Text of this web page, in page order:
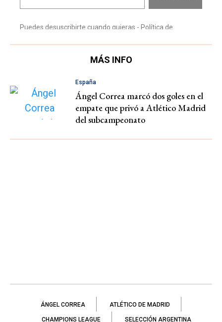
MÁS INFO
España
Ángel Correa marcó dos goles en el
empate que privó a Atlético Madrid
del subcampeonato
ÁNGEL CORREA ATLÉTICO DE MADRID
CHAMPIONS LEAGUE SELECCIÓN ARGENTINA